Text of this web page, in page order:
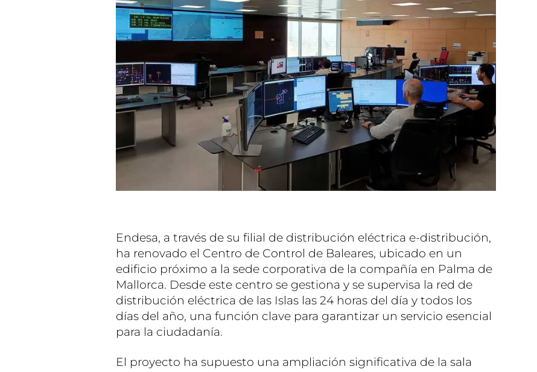
Endesa, a través de su filial de distribución eléctrica e-distribución,
ha renovado el Centro de Control de Baleares, ubicado en un
edificio próximo a la sede corporativa de la compañía en Palma de
Mallorca. Desde este centro se gestiona y se supervisa la red de
distribución eléctrica de las Islas las 24 horas del día y todos los
días del año, una función clave para garantizar un servicio esencial
para la ciudadanía.
El proyecto ha supuesto una ampliación significativa de la sala